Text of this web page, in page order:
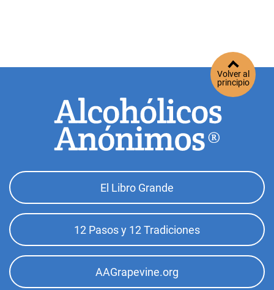
Volver al
principio
Footer
Top
Menu
El Libro Grande
12 Pasos y 12 Tradiciones
AAGrapevine.org